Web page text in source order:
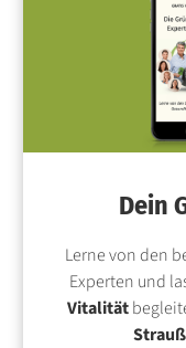
Dein
Lerne von den
Experten und
Vitalität